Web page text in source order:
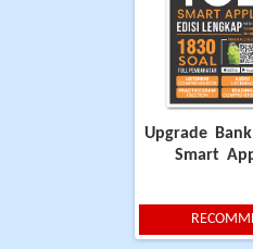
Upgrade
Smart